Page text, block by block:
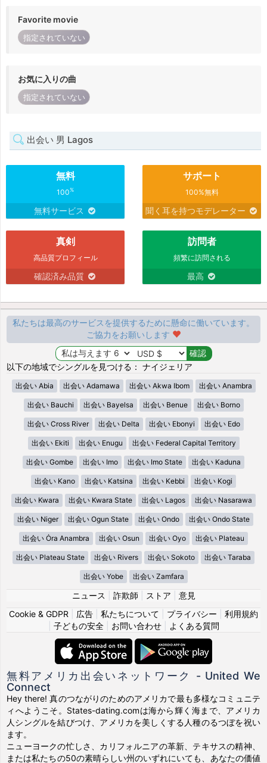
Favorite movie
指定されていない
お気に入りの曲
指定されていない
出会い 男 Lagos
無料
100%
無料サービス
サポート
100%無料
聞く耳を持つモデレーター
真剣
高品質プロフィール
確認済み品質
訪問者
頻繁に訪問される
最高
私たちは最高のサービスを提供するために懸命に働いています。
ご協力をお願いします
以下の地域でシングルを見つける： ナイジェリア
出会い Abia 出会い Adamawa 出会い Akwa Ibom 出会い Anambra
出会い Bauchi 出会い Bayelsa 出会い Benue 出会い Borno
出会い Cross River 出会い Delta 出会い Ebonyi 出会い Edo
出会い Ekiti 出会い Enugu 出会い Federal Capital Territory
出会い Gombe 出会い Imo 出会い Imo State 出会い Kaduna
出会い Kano 出会い Katsina 出会い Kebbi 出会い Kogi
出会い Kwara 出会い Kwara State 出会い Lagos 出会い Nasarawa
出会い Niger 出会い Ogun State 出会い Ondo 出会い Ondo State
出会い Ȯra Anambra 出会い Osun 出会い Oyo 出会い Plateau
出会い Plateau State 出会い Rivers 出会い Sokoto 出会い Taraba
出会い Yobe 出会い Zamfara
ニュース 詐欺師 ストア
意見
Cookie & GDPR
広告 私たちについて プライバシー
利用規約
子どもの安全| お問い合わせ| よくある質問
無料アメリカ出会いネットワーク - United We
Connect
Hey there! 真のつながりのためのアメリカで最も多様なコミュニテ
ィへようこそ。States-dating.comは海から輝く海まで、アメリカ
人シングルを結びつけ、アメリカを美しくする人種のるつぼを祝い
ます。
ニューヨークの忙しさ、カリフォルニアの革新、テキサスの精神、
または私たちの50の素晴らしい州のいずれにいても、あなたの価値